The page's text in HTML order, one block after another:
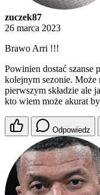
zuczek87
26 marca 2023
Brawo Arri !!!
Powinien dostać szanse
kolejnym sezonie.
pierwszym składzie ale
kto wiem może akurat
Odpowiedz